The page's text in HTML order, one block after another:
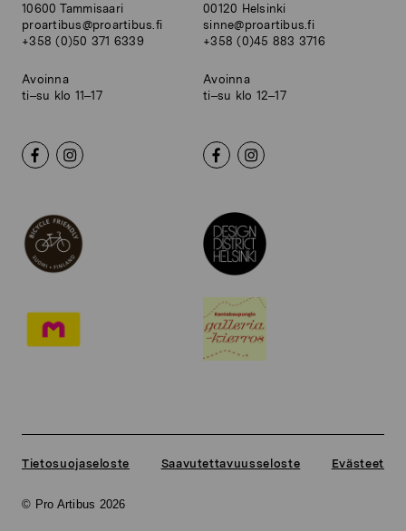
10600 Tammisaari
proartibus@proartibus.fi
+358 (0)50 371 6339
Avoinna
ti–su klo 11–17
00120 Helsinki
sinne@proartibus.fi
+358 (0)45 883 3716
Avoinna
ti–su klo 12–17
© Pro Artibus 2026
Tietosuojaseloste Saavutettavuusseloste Evästeet